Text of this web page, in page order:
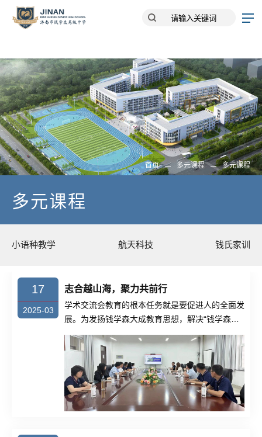
首页 多元课程 多元课程
多元课程
小语种教学 航天科技 钱氏家训
17
2025-03
志合越山海，聚力共前行
学术交流会教育的根本任务就是要促进人的全面发
展。为发扬钱学森大成教育思想，解决“钱学森之
问”，形成充......